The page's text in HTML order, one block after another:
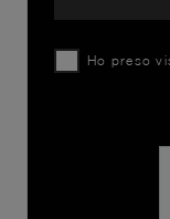
Ho preso